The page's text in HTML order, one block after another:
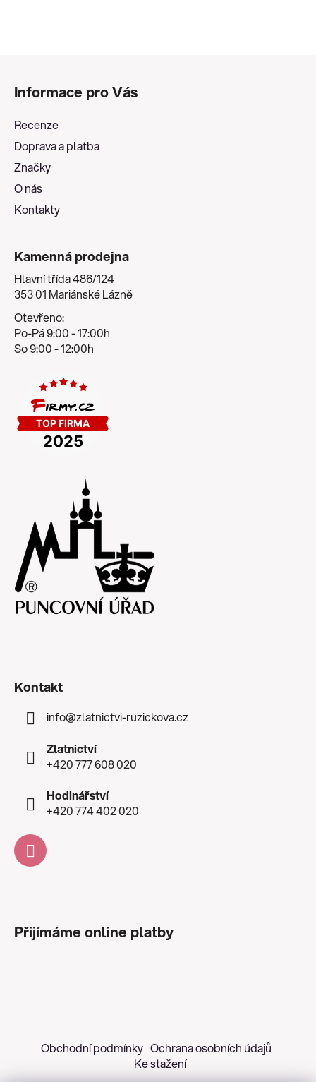
Informace pro Vás
Recenze
Doprava a platba
Značky
O nás
Kontakty
Kamenná prodejna
Hlavní třída 486/124
353 01 Mariánské Lázně
Otevřeno:
Po-Pá 9:00 - 17:00h
So 9:00 - 12:00h
Kontakt
info@zlatnictvi-ruzickova.cz
Zlatnictví
+420 777 608 020
Hodinářství
+420 774 402 020
Přijímáme online platby
Obchodní podmínky Ochrana osobních údajů
Ke stažení